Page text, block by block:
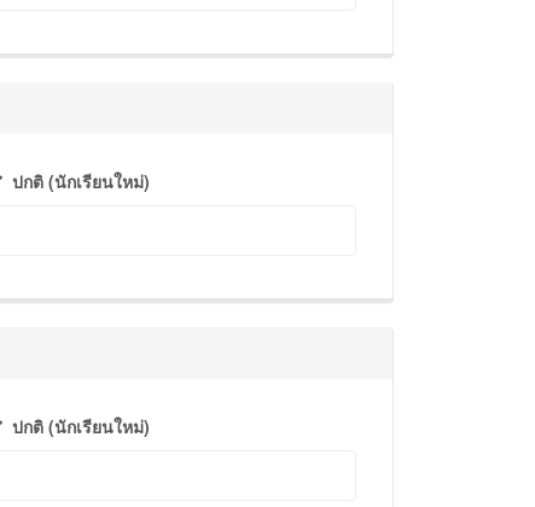
ปกติ (นักเรียนใหม่)
ปกติ (นักเรียนใหม่)